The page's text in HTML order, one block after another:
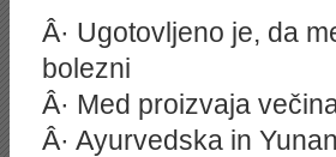
Â· Ugotovljeno je, da
bolezni
Â· Med proizvaja
Â· Ayurvedska in